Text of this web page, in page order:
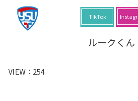
ルークくん
VIEW： 254
TikTok